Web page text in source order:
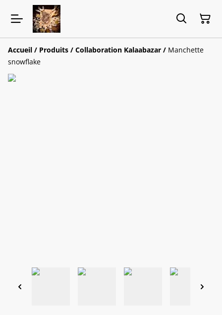
Accueil / Produits / Collaboration Kalaabazar / Manchette
snowflake